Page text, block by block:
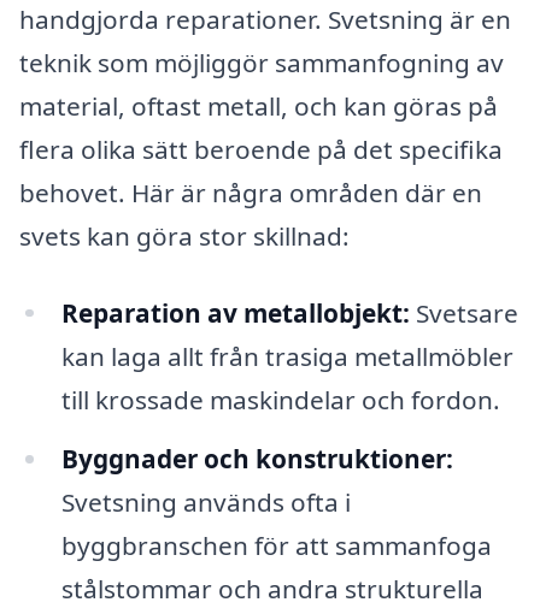
handgjorda reparationer. Svetsning är en
teknik som möjliggör sammanfogning av
material, oftast metall, och kan göras på
flera olika sätt beroende på det specifika
behovet. Här är några områden där en
svets kan göra stor skillnad:
Reparation av metallobjekt: Svetsare
kan laga allt från trasiga metallmöbler
till krossade maskindelar och fordon.
Byggnader och konstruktioner:
Svetsning används ofta i
byggbranschen för att sammanfoga
stålstommar och andra strukturella